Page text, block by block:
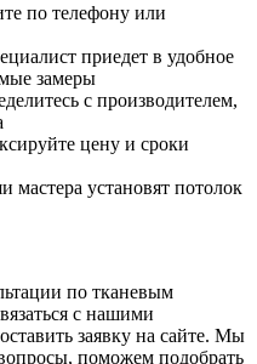
по телефону или
приедет в удобное
замеры
с производителем,
цену и сроки
мастера установят потолок
по тканевым
с нашими
заявку на сайте. Мы
поможем подобрать